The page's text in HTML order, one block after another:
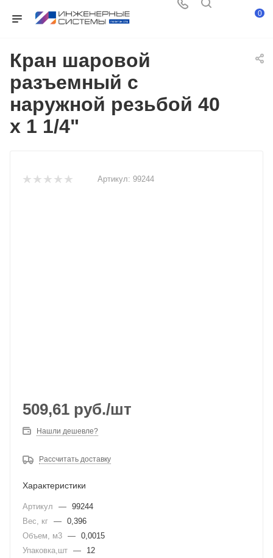
0
Кран шаровой
разъемный с
наружной резьбой 40
x 1 1/4"
Артикул: 99244
509,61 руб./шт
Нашли дешевле?
Рассчитать доставку
Характеристики
Артикул — 99244
Вес, кг — 0,396
Объем, м3 — 0,0015
Упаковка,шт —
12